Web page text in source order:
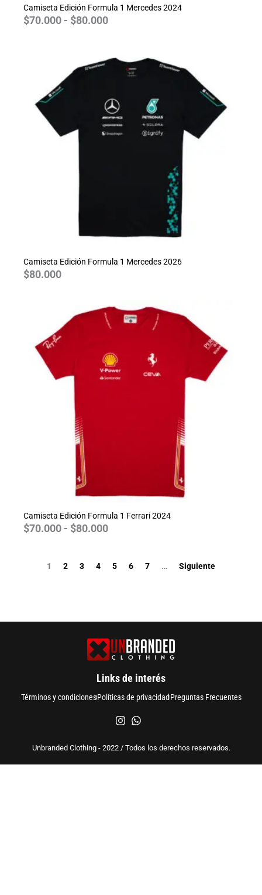
Camiseta Edición Formula 1 Mercedes 2024
$70.000 - $80.000
Camiseta Edición Formula 1 Mercedes 2026
$80.000
Camiseta Edición Formula 1 Ferrari 2024
$70.000 - $80.000
de
precios:
$70.000
hasta
$80.000
1 2 3 4 5 6 7 … Siguiente
Links de interés
Términos y condicionesPolíticas de privacidadPreguntas Frecuentes
Unbranded Clothing - 2022 / Todos los derechos reservados.